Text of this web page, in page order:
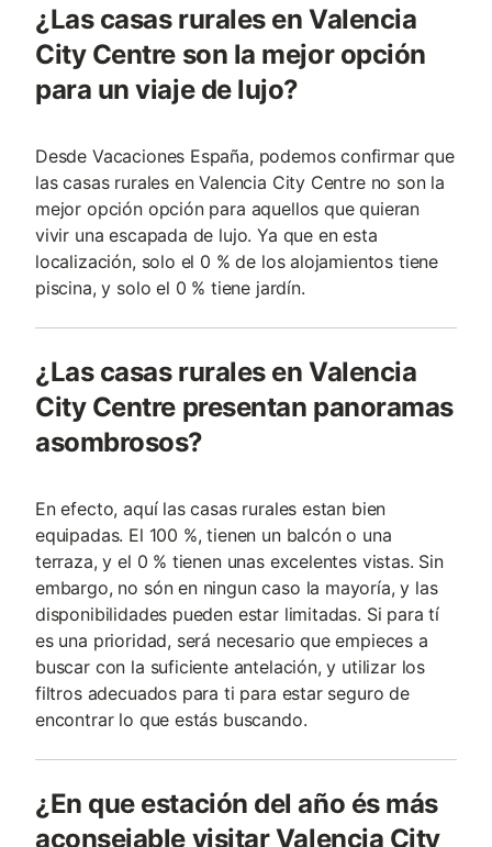
¿Las casas rurales en Valencia
City Centre son la mejor opción
para un viaje de lujo?
Desde Vacaciones España, podemos confirmar que
las casas rurales en Valencia City Centre no son la
mejor opción opción para aquellos que quieran
vivir una escapada de lujo. Ya que en esta
localización, solo el 0 % de los alojamientos tiene
piscina, y solo el 0 % tiene jardín.
¿Las casas rurales en Valencia
City Centre presentan panoramas
asombrosos?
En efecto, aquí las casas rurales estan bien
equipadas. El 100 %, tienen un balcón o una
terraza, y el 0 % tienen unas excelentes vistas. Sin
embargo, no són en ningun caso la mayoría, y las
disponibilidades pueden estar limitadas. Si para tí
es una prioridad, será necesario que empieces a
buscar con la suficiente antelación, y utilizar los
filtros adecuados para ti para estar seguro de
encontrar lo que estás buscando.
¿En que estación del año és más
aconsejable visitar Valencia City